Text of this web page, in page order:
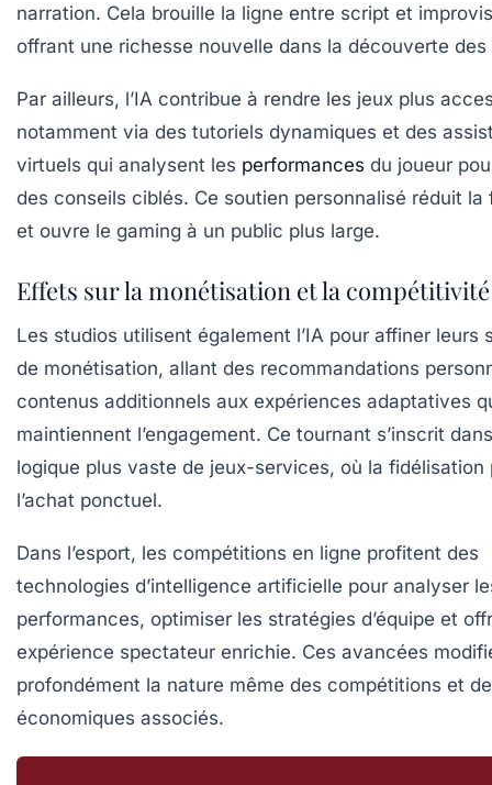
narration. Cela brouille la ligne entre script et
offrant une richesse nouvelle dans la découverte des
Par ailleurs, l’IA contribue à rendre les jeux plus
notamment via des tutoriels dynamiques et des
virtuels qui analysent les performances du joueur
des conseils ciblés. Ce soutien personnalisé réduit la
et ouvre le gaming à un public plus large.
Effets sur la monétisation et la compétitivité
Les studios utilisent également l’IA pour affiner leurs
de monétisation, allant des recommandations
contenus additionnels aux expériences adaptatives
maintiennent l’engagement. Ce tournant s’inscrit
logique plus vaste de jeux-services, où la fidélisation
l’achat ponctuel.
Dans l’esport, les compétitions en ligne profitent des
technologies d’intelligence artificielle pour analyser
performances, optimiser les stratégies d’équipe et
expérience spectateur enrichie. Ces avancées
profondément la nature même des compétitions et
économiques associés.